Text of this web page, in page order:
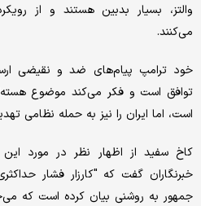
والتز، بسیار بدبین هستند و از
می‌کنند.
خود ترامپ پیام‌های ضد و نقیضی
توافق است و فکر می‌کند موضوع
است، اما ایران را نیز به حمله نظامی
کاخ سفید از اظهار نظر در مورد
خبرنگاران گفت که "کارزار فشار
جمهور به روشنی بیان کرده است که